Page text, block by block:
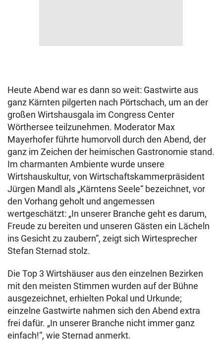
Heute Abend war es dann so weit: Gastwirte aus
ganz Kärnten pilgerten nach Pörtschach, um an der
großen Wirtshausgala im Congress Center
Wörthersee teilzunehmen. Moderator Max
Mayerhofer führte humorvoll durch den Abend, der
ganz im Zeichen der heimischen Gastronomie stand.
Im charmanten Ambiente wurde unsere
Wirtshauskultur, von Wirtschaftskammerpräsident
Jürgen Mandl als „Kärntens Seele“ bezeichnet, vor
den Vorhang geholt und angemessen
wertgeschätzt: „In unserer Branche geht es darum,
Freude zu bereiten und unseren Gästen ein Lächeln
ins Gesicht zu zaubern“, zeigt sich Wirtesprecher
Stefan Sternad stolz.
Die Top 3 Wirtshäuser aus den einzelnen Bezirken
mit den meisten Stimmen wurden auf der Bühne
ausgezeichnet, erhielten Pokal und Urkunde;
einzelne Gastwirte nahmen sich den Abend extra
frei dafür. „In unserer Branche nicht immer ganz
einfach!“, wie Sternad anmerkt.